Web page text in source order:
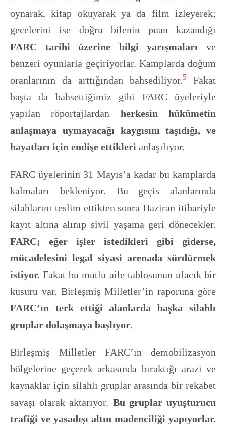
oynarak, kitap okuyarak ya da film izleyerek;
gecelerini ise doğru bilenin puan kazandığı
FARC tarihi üzerine bilgi yarışmaları ve
benzeri oyunlarla geçiriyorlar. Kamplarda doğum
oranlarının da arttığından bahsediliyor.5
Fakat
başta da bahsettiğimiz gibi FARC üyeleriyle
yapılan röportajlardan herkesin hükümetin
anlaşmaya uymayacağı kaygısını taşıdığı, ve
hayatları için endişe ettikleri anlaşılıyor.
FARC üyelerinin 31 Mayıs’a kadar bu kamplarda
kalmaları bekleniyor. Bu geçis alanlarında
silahlarını teslim ettikten sonra Haziran itibariyle
kayıt altına alınıp sivil yaşama geri dönecekler.
FARC; eğer işler istedikleri gibi giderse,
mücadelesini legal siyasi arenada sürdürmek
istiyor. Fakat bu mutlu aile tablosunun ufacık bir
kusuru var. Birleşmiş Milletler’in raporuna göre
FARC’ın terk ettiği alanlarda başka silahlı
gruplar dolaşmaya başlıyor.
Birleşmiş Milletler FARC’ın demobilizasyon
bölgelerine geçerek arkasında bıraktığı arazi ve
kaynaklar için silahlı gruplar arasında bir rekabet
savaşı olarak aktarıyor. Bu gruplar uyuşturucu
trafiği ve yasadışı altın madenciliği yapıyorlar.